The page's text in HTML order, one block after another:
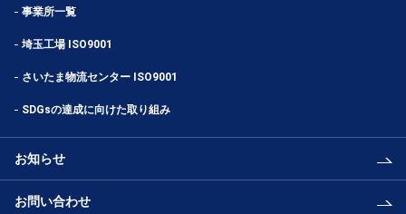
事業所一覧
埼玉工場 ISO9001
さいたま物流センター ISO9001
SDGsの達成に向けた取り組み
お知らせ
お問い合わせ